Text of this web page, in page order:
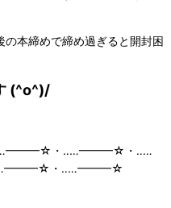
本締めで締め過ぎると開封困
(^o^)/
・‥…━━━☆・‥…
・‥…━━━☆